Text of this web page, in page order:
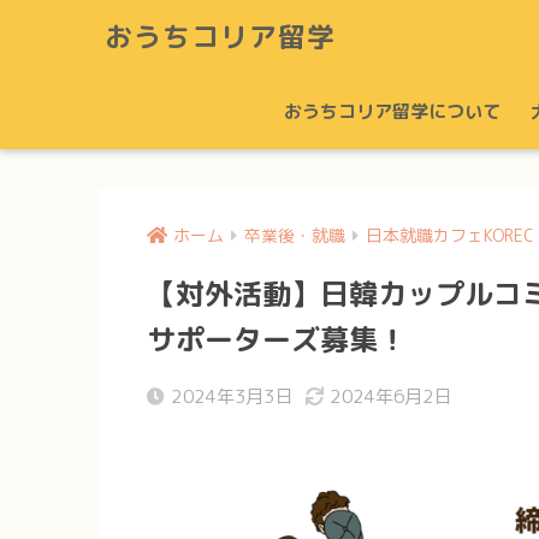
おうちコリア留学
おうちコリア留学について
ホーム 卒業後・就職 日本就職カフェKOREC
【対外活動】日韓カップル
サポーターズ募集！
2024年3月3日 2024年6月2日